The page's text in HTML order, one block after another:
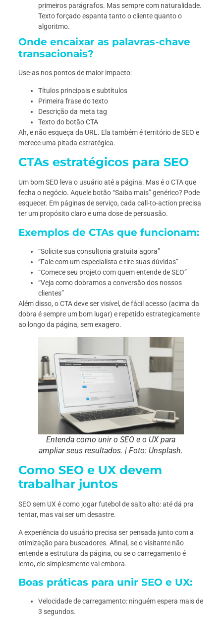
primeiros parágrafos. Mas sempre com naturalidade.
Texto forçado espanta tanto o cliente quanto o
algoritmo.
Onde encaixar as palavras-chave
transacionais?
Use-as nos pontos de maior impacto:
Títulos principais e subtítulos
Primeira frase do texto
Descrição da meta tag
Texto do botão CTA
Ah, e não esqueça da URL. Ela também é território de SEO e
merece uma pitada estratégica.
CTAs estratégicos para SEO
Um bom SEO leva o usuário até a página. Mas é o CTA que
fecha o negócio. Aquele botão “Saiba mais” genérico? Pode
esquecer. Em páginas de serviço, cada call-to-action precisa
ter um propósito claro e uma dose de persuasão.
Exemplos de CTAs que funcionam:
“Solicite sua consultoria gratuita agora”
“Fale com um especialista e tire suas dúvidas”
“Comece seu projeto com quem entende de SEO”
“Veja como dobramos a conversão dos nossos
clientes”
Além disso, o CTA deve ser visível, de fácil acesso (acima da
dobra é sempre um bom lugar) e repetido estrategicamente
ao longo da página, sem exagero.
Entenda como unir o SEO e o UX para
ampliar seus resultados. | Foto: Unsplash.
Como SEO e UX devem
trabalhar juntos
SEO sem UX é como jogar futebol de salto alto: até dá pra
tentar, mas vai ser um desastre.
A experiência do usuário precisa ser pensada junto com a
otimização para buscadores. Afinal, se o visitante não
entende a estrutura da página, ou se o carregamento é
lento, ele simplesmente vai embora.
Boas práticas para unir SEO e UX:
Velocidade de carregamento: ninguém espera mais de
3 segundos.